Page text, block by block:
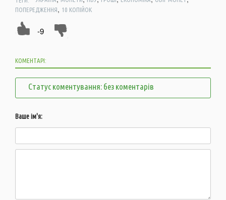
ПОПЕРЕДЖЕННЯ, 10 КОПІЙОК
-9
КОМЕНТАРІ:
Статус коментування: без коментарів
Ваше ім'я: